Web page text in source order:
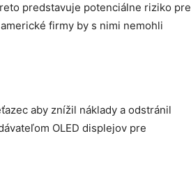
predstavuje potenciálne riziko pre
firmy by s nimi nemohli
aby znížil náklady a odstránil
OLED displejov pre